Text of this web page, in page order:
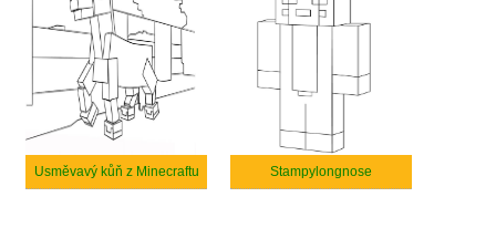
Usměvavý kůň z Minecraftu Stampylongnose